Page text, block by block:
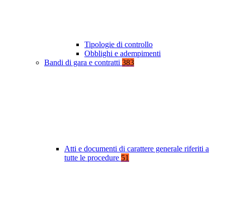
Tipologie di controllo
Obblighi e adempimenti
Bandi di gara e contratti 383
Atti e documenti di carattere generale riferiti a
tutte le procedure 51